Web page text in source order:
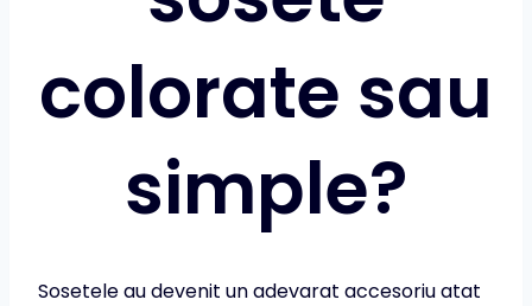
colorate sau
simple?
Sosetele au devenit un adevarat accesoriu atat